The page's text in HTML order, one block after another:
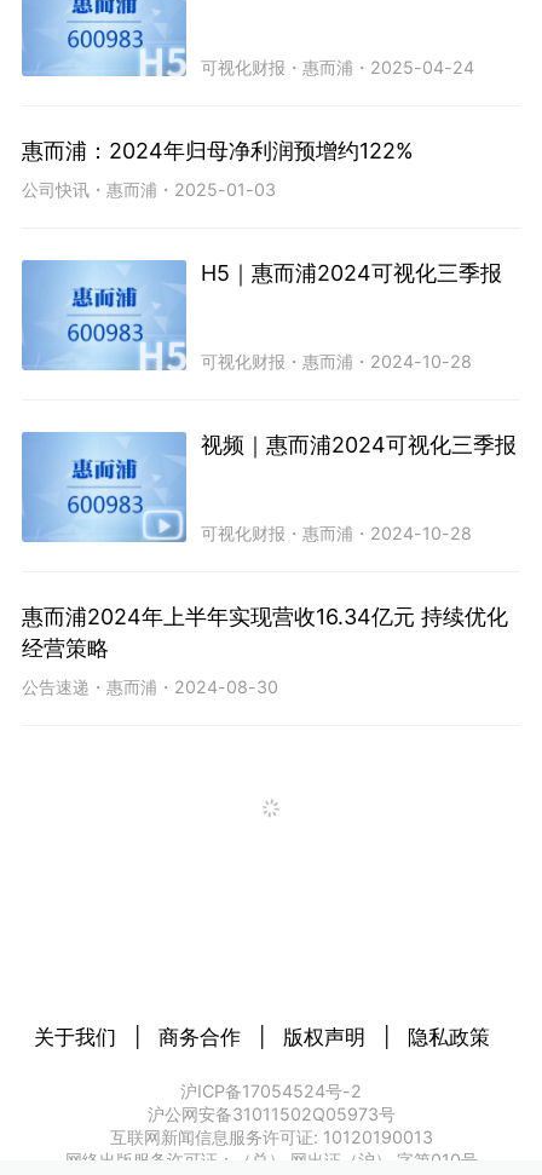
可视化财报 ・惠而浦 ・ 2025-04-24
惠而浦：2024年归母净利润预增约122%
公司快讯・ 惠而浦 ・ 2025-01-03
H5｜惠而浦2024可视化三季报
可视化财报 ・惠而浦 ・ 2024-10-28
视频｜惠而浦2024可视化三季报
可视化财报 ・惠而浦 ・ 2024-10-28
惠而浦2024年上半年实现营收16.34亿元 持续优化
经营策略
公告速递 ・ 惠而浦 ・ 2024-08-30
关于我们 商务合作 版权声明 隐私政策
沪ICP备17054524号-2
沪公网安备31011502Q05973号
互联网新闻信息服务许可证: 10120190013
网络出版服务许可证：（总） 网出证（沪） 字第010号